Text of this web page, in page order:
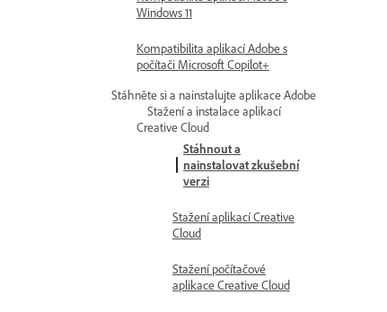
Windows 11
Kompatibilita aplikací Adobe s
počítači Microsoft Copilot+
Stáhněte si a nainstalujte aplikace Adobe
Stažení a instalace aplikací
Creative Cloud
Stáhnout a
nainstalovat zkušební
verzi
Stažení aplikací Creative
Cloud
Stažení počítačové
aplikace Creative Cloud